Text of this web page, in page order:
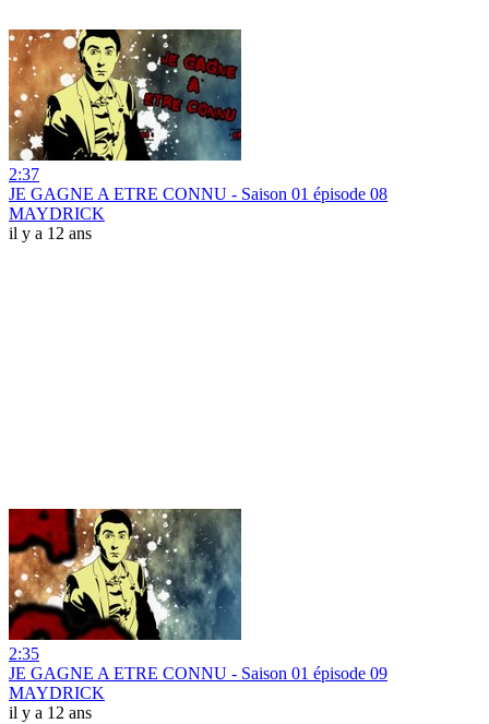
2:37
JE GAGNE A ETRE CONNU - Saison 01 épisode 08
MAYDRICK
il y a 12 ans
2:35
JE GAGNE A ETRE CONNU - Saison 01 épisode 09
MAYDRICK
il y a 12 ans